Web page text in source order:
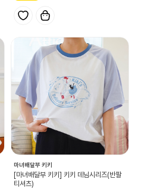
마녀배달부 키키
[마녀배달부 키키] 키키 데님시리즈(반팔
티셔츠)